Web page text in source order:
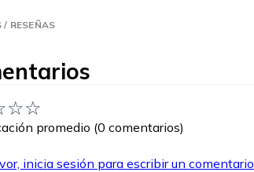
/ RESEÑAS
☆☆
promedio (0 comentarios)
inicia sesión para escribir un comentario.